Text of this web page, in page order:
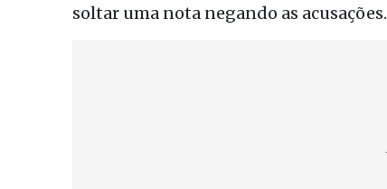
soltar uma nota negando as acusações.